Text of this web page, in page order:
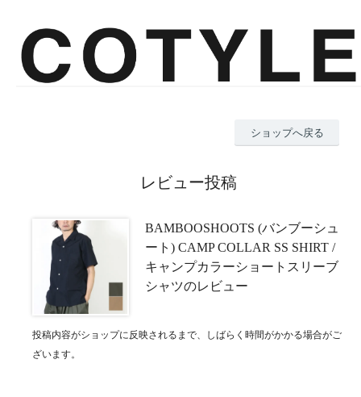
ショップへ戻る
レビュー投稿
BAMBOOSHOOTS (バンブーシュ
ート) CAMP COLLAR SS SHIRT /
キャンプカラーショートスリーブ
シャツのレビュー
投稿内容がショップに反映されるまで、しばらく時間がかかる場合がご
ざいます。